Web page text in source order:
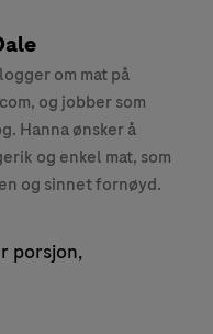
om mat på
og jobber som
Hanna ønsker å
og enkel mat, som
og sinnet fornøyd.
porsjon,